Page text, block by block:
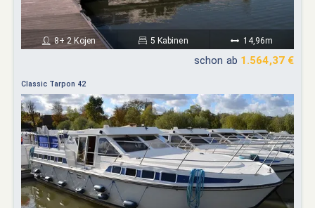
8+ 2 Kojen 5 Kabinen 14,96m
schon ab 1.564,37 €
Classic Tarpon 42